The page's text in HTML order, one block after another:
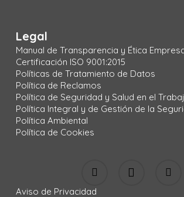
Legal
Manual de Transparencia y Ética
Certificación ISO 9001:2015
Políticas de Tratamiento de Datos
Política de Reclamos
Política de Seguridad y Salud en el
Política Integral y de Gestión de la
Política Ambiental
Política de Cookies
Aviso de Privacidad